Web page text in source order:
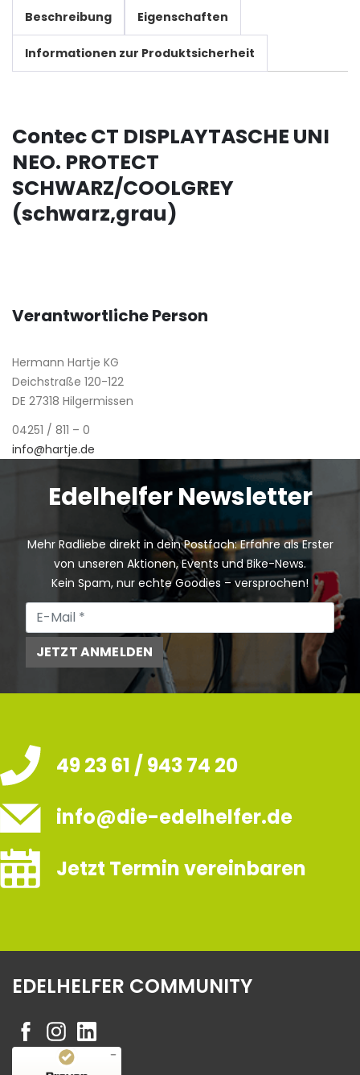
Beschreibung Eigenschaften
Informationen zur Produktsicherheit
Contec CT DISPLAYTASCHE UNI
NEO. PROTECT
SCHWARZ/COOLGREY
(schwarz,grau)
Verantwortliche Person
Hermann Hartje KG
Deichstraße 120-122
DE 27318 Hilgermissen
04251 / 811 – 0
info@hartje.de
Edelhelfer Newsletter
Mehr Radliebe direkt in dein Postfach: Erfahre als Erster
von unseren Aktionen, Events und Bike-News.
Kein Spam, nur echte Goodies – versprochen!
JETZT ANMELDEN
49 23 61 / 943 74 20
info@die-edelhelfer.de
Jetzt Termin vereinbaren
EDELHELFER COMMUNITY